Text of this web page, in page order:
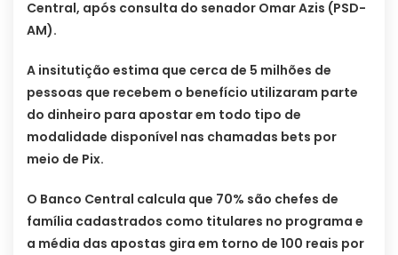
Central, após consulta do senador Omar Azis (PSD-
AM).
A insitutição estima que cerca de 5 milhões de
pessoas que recebem o benefício utilizaram parte
do dinheiro para apostar em todo tipo de
modalidade disponível nas chamadas bets por
meio de Pix.
O Banco Central calcula que 70% são chefes de
família cadastrados como titulares no programa e
a média das apostas gira em torno de 100 reais por